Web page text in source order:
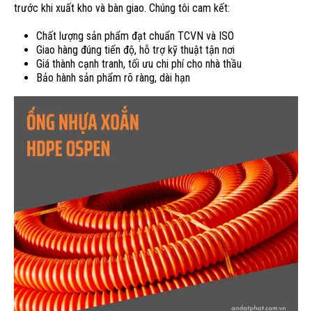
trước khi xuất kho và bàn giao. Chúng tôi cam kết:
Chất lượng sản phẩm đạt chuẩn TCVN và ISO
Giao hàng đúng tiến độ, hỗ trợ kỹ thuật tận nơi
Giá thành cạnh tranh, tối ưu chi phí cho nhà thầu
Bảo hành sản phẩm rõ ràng, dài hạn